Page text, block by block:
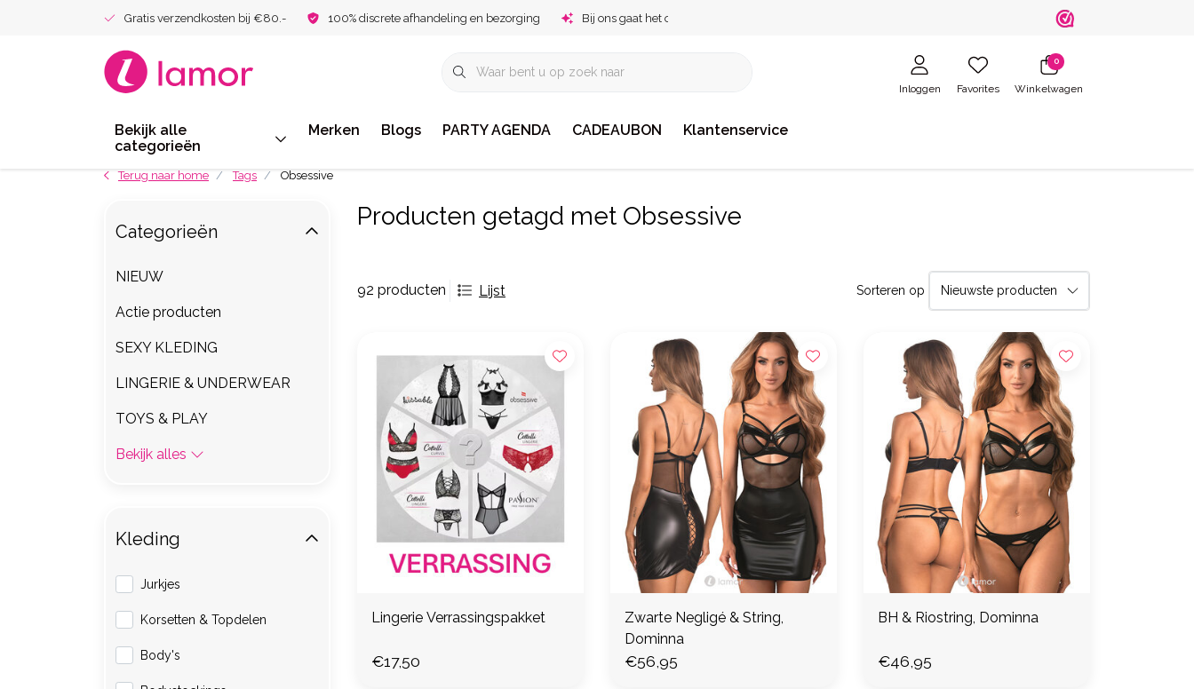
Gratis verzendkosten bij €80.- 100% discrete afhandeling en bezorging Bij ons gaat het om jou!
Inloggen Favorites
0
Winkelwagen
Bekijk alle
categorieën
Merken Blogs PARTY AGENDA CADEAUBON Klantenservice
Terug naar home Tags Obsessive
Producten getagd met Obsessive
92 producten Lijst Sorteren op
Lingerie Verrassingspakket
€17,50
Zwarte Negligé & String,
Dominna
€56,95
BH & Riostring, Dominna
€46,95
Categorieën
NIEUW
Actie producten
SEXY KLEDING
LINGERIE & UNDERWEAR
TOYS & PLAY
Bekijk alles
Kleding
Jurkjes
Korsetten & Topdelen
Body's